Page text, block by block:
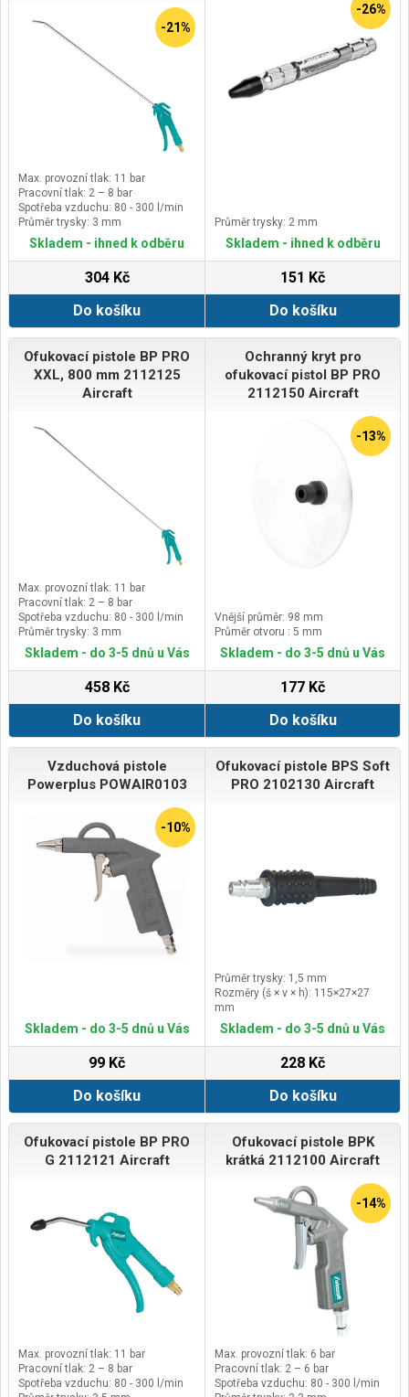
-21%
Max. provozní tlak: 11 bar
Pracovní tlak: 2 – 8 bar
Spotřeba vzduchu: 80 - 300 l/min
Průměr trysky: 3 mm
Skladem - ihned k odběru
304 Kč
Do košíku
-26%
Průměr trysky: 2 mm
Skladem - ihned k odběru
151 Kč
Do košíku
Ofukovací pistole BP PRO
XXL, 800 mm 2112125
Aircraft
Max. provozní tlak: 11 bar
Pracovní tlak: 2 – 8 bar
Spotřeba vzduchu: 80 - 300 l/min
Průměr trysky: 3 mm
Skladem - do 3-5 dnů u Vás
458 Kč
Do košíku
Ochranný kryt pro
ofukovací pistol BP PRO
2112150 Aircraft
-13%
Vnější průměr: 98 mm
Průměr otvoru : 5 mm
Skladem - do 3-5 dnů u Vás
177 Kč
Do košíku
Vzduchová pistole
Powerplus POWAIR0103
-10%
Skladem - do 3-5 dnů u Vás
99 Kč
Do košíku
Ofukovací pistole BPS Soft
PRO 2102130 Aircraft
Průměr trysky: 1,5 mm
Rozměry (š × v × h): 115×27×27
mm
Skladem - do 3-5 dnů u Vás
228 Kč
Do košíku
Ofukovací pistole BP PRO
G 2112121 Aircraft
Max. provozní tlak: 11 bar
Pracovní tlak: 2 – 8 bar
Spotřeba vzduchu: 80 - 300 l/min
Ofukovací pistole BPK
krátká 2112100 Aircraft
-14%
Max. provozní tlak: 6 bar
Pracovní tlak: 2 – 6 bar
Spotřeba vzduchu: 80 - 300 l/min